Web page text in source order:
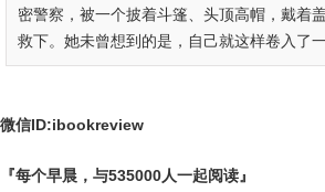
密警察，被一个披着斗篷、头顶高帽，戴着
救下。她未曾想到的是，自己就这样卷入了
微信ID:ibookreview
『每个早晨，与535000人一起阅读』